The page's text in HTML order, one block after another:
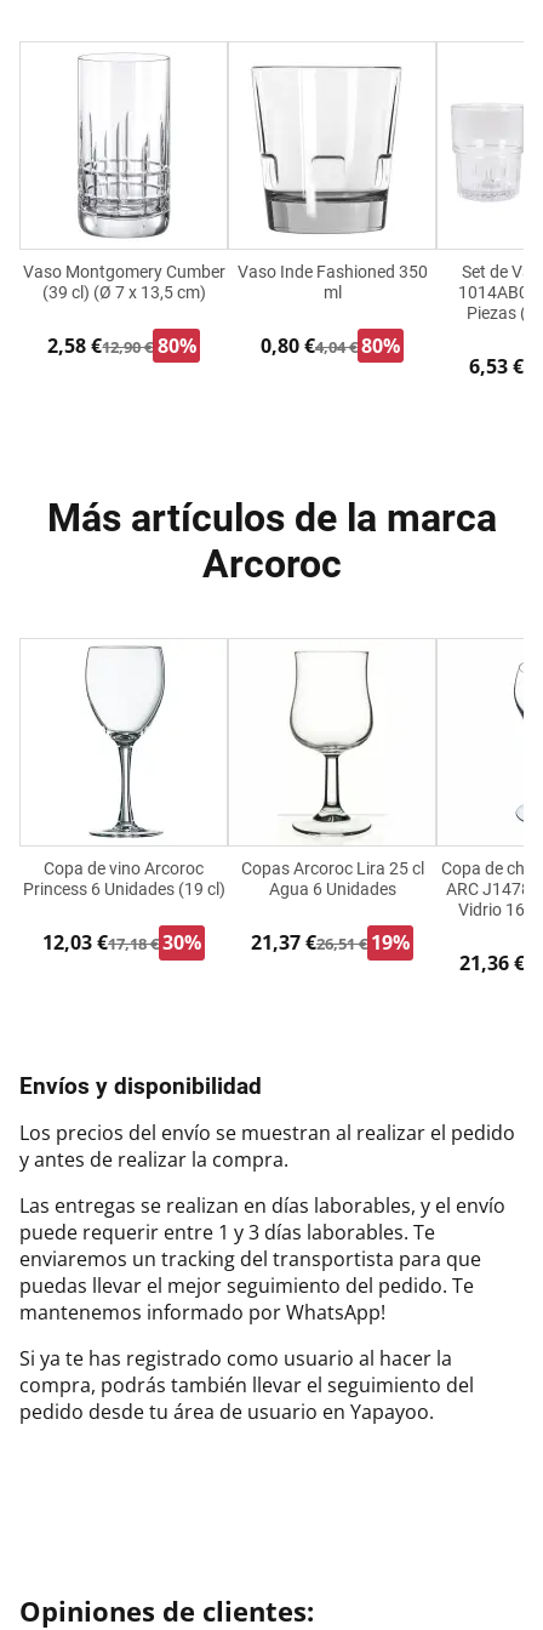
Vaso Montgomery Cumber
(39 cl) (Ø 7 x 13,5 cm)
2,58 €12,90 € 80%
Vaso Inde Fashioned 350
ml
0,80 €4,04 €80%
Set de
Piezas (6
6,53 €
Más artículos de la marca
Arcoroc
Copa de vino Arcoroc
Princess 6 Unidades (19 cl)
12,03 €17,18 €30%
Copas Arcoroc Lira 25 cl
Agua 6 Unidades
21,37 €26,51 € 19%
Copa de
ARC J1478
Vidrio 160
21,36 €
Envíos y disponibilidad
Los precios del envío se muestran al realizar el pedido
y antes de realizar la compra.
Las entregas se realizan en días laborables, y el envío
puede requerir entre 1 y 3 días laborables. Te
enviaremos un tracking del transportista para que
puedas llevar el mejor seguimiento del pedido. Te
mantenemos informado por WhatsApp!
Si ya te has registrado como usuario al hacer la
compra, podrás también llevar el seguimiento del
pedido desde tu área de usuario en Yapayoo.
Opiniones de clientes: